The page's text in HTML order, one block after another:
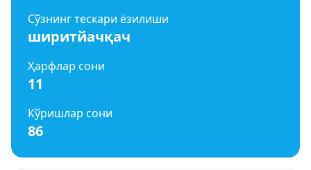
Сўзнинг тескари ёзилиши
ширитйачқач
Ҳарфлар сони
11
Кўришлар сони
86